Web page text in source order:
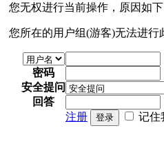
您无权进行当前操作，原因如下
您所在的用户组(游客)无法进行
密码
安全提问
回答
注册
登录 记住